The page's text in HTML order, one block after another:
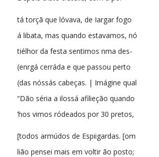
tá torçã que lóvava, de Iargar fogo
á libata, mas quando estavamos, nó
tiélhor da festa sentimos nma des-
(enrgá cerráda e que passou perto
(das nóssás cabeças. | Imágine qual
“Dão séria a ilossá afilieção quando
‘hos vimos ródeados por 30 pretos,
[todos armúdos de Espiigardas. [om
lião pensei mais em voltir ão posto;